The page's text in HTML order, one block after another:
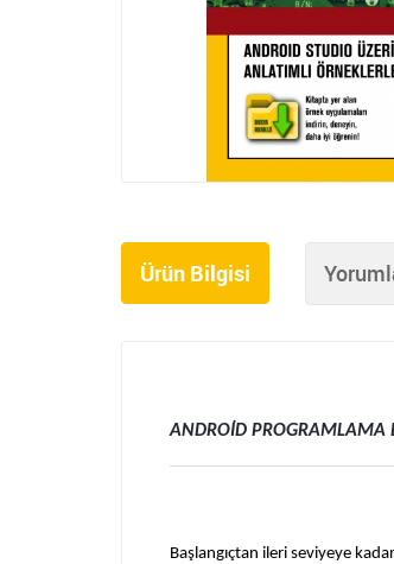
Ürün Bilgisi
ANDROID PROGRAMLAMA
Başlangıçtan ileri seviyeye